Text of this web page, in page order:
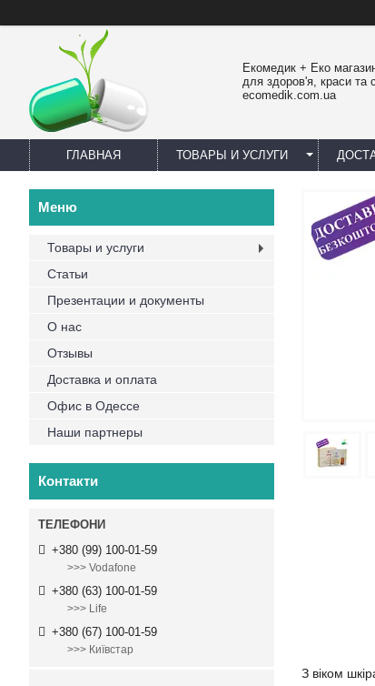
Екомедик + Еко
для здоров'я, краси та
ecomedik.com.ua
ГЛАВНАЯ ТОВАРЫ И УСЛУГИ
З віком
Товары и услуги
Статьи
Презентации и документы
О нас
Отзывы
Доставка и оплата
Офис в Одессе
Наши партнеры
Контакти
+380 (99) 100-01-59
>>> Vodafone
+380 (63) 100-01-59
>>> Life
+380 (67) 100-01-59
>>> Київстар